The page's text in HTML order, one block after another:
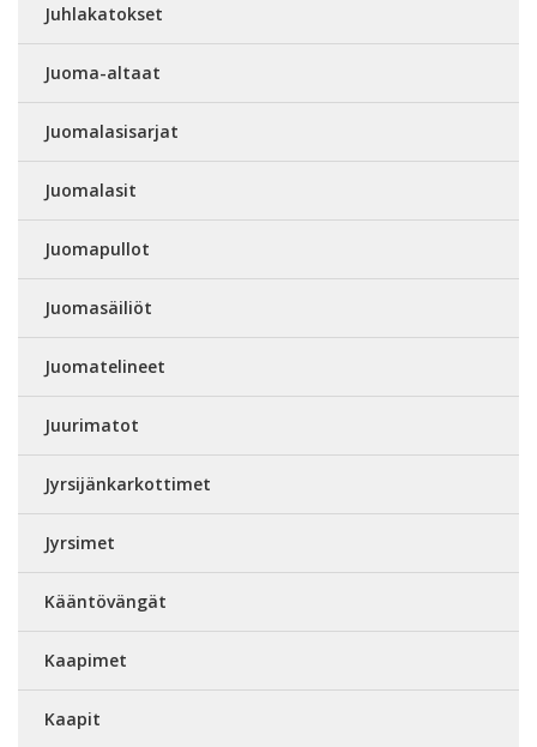
Juhlakatokset
Juoma-altaat
Juomalasisarjat
Juomalasit
Juomapullot
Juomasäiliöt
Juomatelineet
Juurimatot
Jyrsijänkarkottimet
Jyrsimet
Kääntövängät
Kaapimet
Kaapit